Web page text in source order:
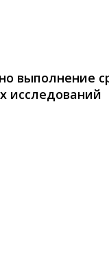
выполнение
исследований